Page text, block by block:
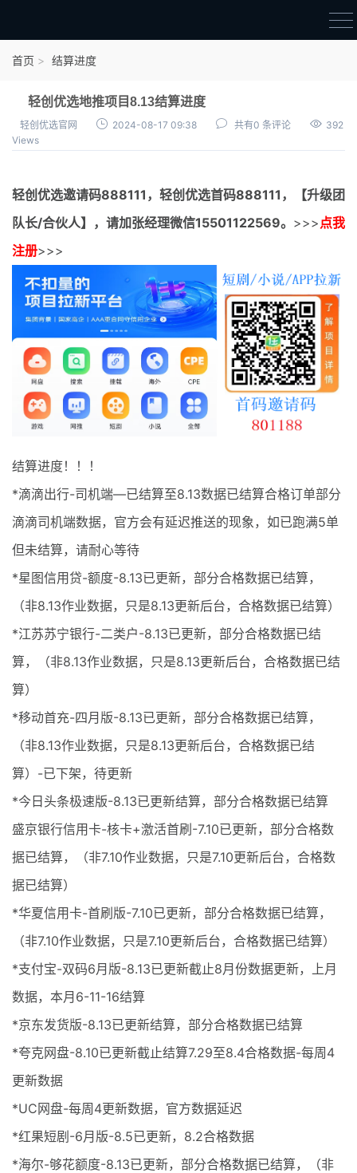
结算进度
团队长扶持
充场项目报价
无人直播
电商入门
最新通知
项目介绍
首页 结算进度
轻创优选地推项目8.13结算进度
轻创优选官网 2024-08-17 09:38 共有0 条评论
392
Views
轻创优选邀请码888111， 轻创优选首码888111，【升级团
队长/合伙人】，请加张经理微信15501122569。 >>>点我
注册>>>
结算进度！！！
*滴滴出行-司机端—已结算至8.13数据已结算合格订单部分
滴滴司机端数据，官方会有延迟推送的现象，如已跑满5单
但未结算，请耐心等待
*星图信用贷-额度-8.13已更新，部分合格数据已结算，
（非8.13作业数据，只是8.13更新后台，合格数据已结算）
*江苏苏宁银行-二类户-8.13已更新，部分合格数据已结
算，（非8.13作业数据，只是8.13更新后台，合格数据已结
算）
*移动首充-四月版-8.13已更新，部分合格数据已结算，
（非8.13作业数据，只是8.13更新后台，合格数据已结
算）-已下架，待更新
*今日头条极速版-8.13已更新结算，部分合格数据已结算
盛京银行信用卡-核卡+激活首刷-7.10已更新，部分合格数
据已结算，（非7.10作业数据，只是7.10更新后台，合格数
据已结算）
*华夏信用卡-首刷版-7.10已更新，部分合格数据已结算，
（非7.10作业数据，只是7.10更新后台，合格数据已结算）
*支付宝-双码6月版-8.13已更新截止8月份数据更新，上月
数据，本月6-11-16结算
*京东发货版-8.13已更新结算，部分合格数据已结算
*夸克网盘-8.10已更新截止结算7.29至8.4合格数据-每周4
更新数据
*UC网盘-每周4更新数据，官方数据延迟
*红果短剧-6月版-8.5已更新，8.2合格数据
*海尔-够花额度-8.13已更新，部分合格数据已结算，（非